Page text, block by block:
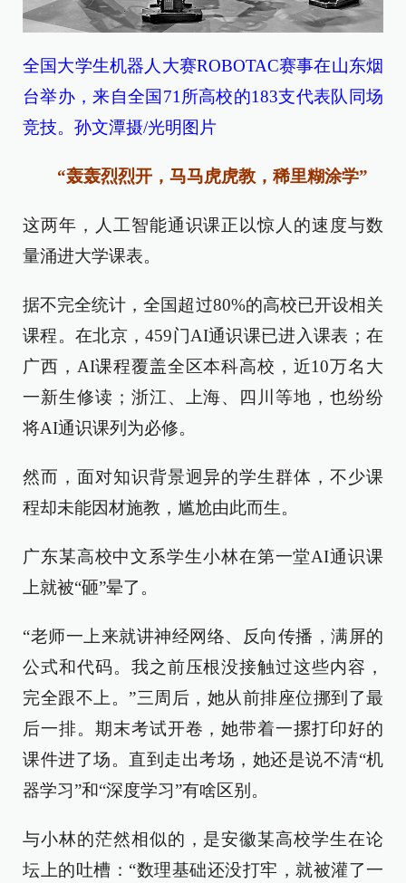
全国大学生机器人大赛ROBOTAC赛事在山东烟
台举办，来自全国71所高校的183支代表队同场
竞技。孙文潭摄/光明图片
“轰轰烈烈开，马马虎虎教，稀里糊涂学”
这两年，人工智能通识课正以惊人的速度与数
量涌进大学课表。
据不完全统计，全国超过80%的高校已开设相关
课程。在北京，459门AI通识课已进入课表；在
广西，AI课程覆盖全区本科高校，近10万名大
一新生修读；浙江、上海、四川等地，也纷纷
将AI通识课列为必修。
然而，面对知识背景迥异的学生群体，不少课
程却未能因材施教，尴尬由此而生。
广东某高校中文系学生小林在第一堂AI通识课
上就被“砸”晕了。
“老师一上来就讲神经网络、反向传播，满屏的
公式和代码。我之前压根没接触过这些内容，
完全跟不上。”三周后，她从前排座位挪到了最
后一排。期末考试开卷，她带着一摞打印好的
课件进了场。直到走出考场，她还是说不清“机
器学习”和“深度学习”有啥区别。
与小林的茫然相似的，是安徽某高校学生在论
坛上的吐槽：“数理基础还没打牢，就被灌了一